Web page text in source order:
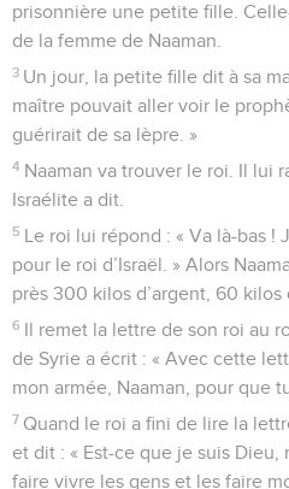
prisonnière une petite fille.
de la femme de Naaman.
3 Un jour, la petite fille dit à sa
maître pouvait aller voir le
guérirait de sa lèpre. »
4 Naaman va trouver le roi. Il lui
Israélite a dit.
5 Le roi lui répond : « Va là-bas !
pour le roi d’Israël. » Alors
près 300 kilos d’argent, 60 kilos
6 Il remet la lettre de son roi au
de Syrie a écrit : « Avec cette
mon armée, Naaman, pour que
7 Quand le roi a fini de lire la
et dit : « Est-ce que je suis Dieu,
faire vivre les gens et les faire